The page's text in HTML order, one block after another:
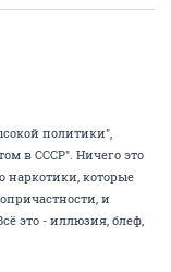
политики",
в СССР". Ничего это
наркотики, которые
и
это - иллюзия, блеф,